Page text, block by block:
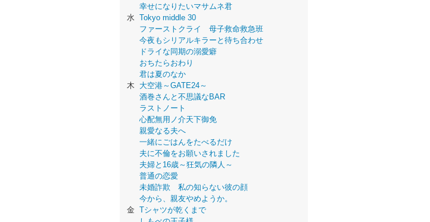
幸せになりたいマサムネ君
水 Tokyo middle 30
ファーストクライ 母子救命救急班
今夜もシリアルキラーと待ち合わせ
ドライな同期の溺愛癖
おちたらおわり
君は夏のなか
木
大空港～GATE24～
酒巻さんと不思議なBAR
ラストノート
心配無用ノ介天下御免
親愛なる夫へ
一緒にごはんをたべるだけ
夫に不倫をお願いされました
夫婦と16歳～狂気の隣人～
普通の恋愛
未婚詐欺 私の知らない彼の顔
今から、親友やめようか。
金 Tシャツが乾くまで